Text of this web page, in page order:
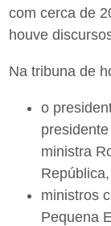
com cerca de
houve
Na tribuna de
o
ministra
ministros
Pequena